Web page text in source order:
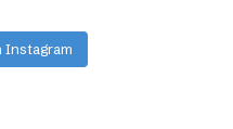
Instagram